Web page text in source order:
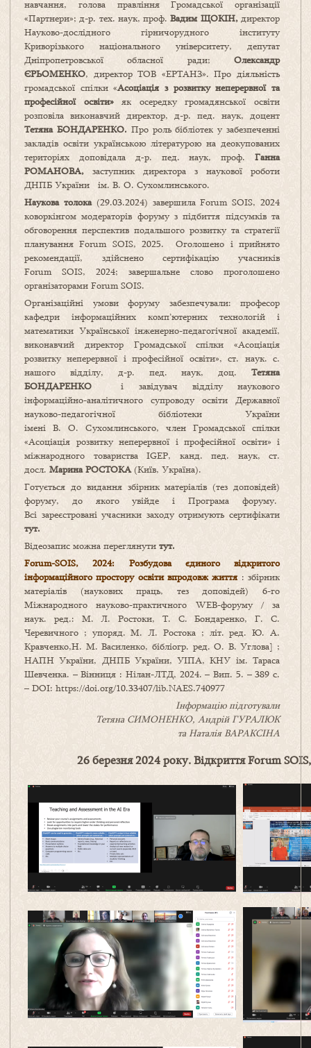
навчання, голова правління Громадської організації
«Партнери»; д-р. тех. наук, проф.Вадим ЩОКІН,директор
Науково-дослідного гірничорудного інституту
Криворізького національного університету, депутат
Дніпропетровської обласної ради; Олександр
ЄРЬОМЕНКО, директор ТОВ «ЕРТАНЗ». Про діяльність
громадської спілки «Асоціація з розвитку неперервної та
професійної освіти»як осередку громадянської освіти
розповіла виконавчий директор, д-р. пед. наук, доцент
Тетяна БОНДАРЕНКО. Про роль бібліотек у забезпеченні
закладів освіти українською літературою на деокупованих
територіях доповідала д‑р. пед. наук, проф. Ганна
РОМАНОВА, заступник директора з наукової роботи
ДНПБ України ім. В. О. Сухомлинського.
Наукова толока(29.03.2024) завершила Forum SOIS, 2024
коворкінгом модераторів форуму з підбиття підсумків та
обговорення перспектив подальшого розвитку та стратегії
планування Forum SOIS, 2025. Оголошено і прийнято
рекомендації, здійснено сертифікацію учасників
Forum SOIS, 2024; завершальне слово проголошено
організаторами Forum SOIS.
Організаційні умови форуму забезпечували: професор
кафедри інформаційних комп’ютерних технологій і
математики Української інженерно-педагогічної академії,
виконавчий директор Громадської спілки «Асоціація
розвитку неперервної і професійної освіти», ст. наук. с.
нашого відділу, д-р. пед. наук, доц. Тетяна
БОНДАРЕНКО і завідувач відділу наукового
інформаційно-аналітичного супроводу освіти Державної
науково-педагогічної бібліотеки України
імені В. О. Сухомлинського, член Громадської спілки
«Асоціація розвитку неперервної і професійної освіти» і
міжнародного товариства IGEP, канд. пед. наук, ст.
досл. Марина РОСТОКА(Київ, Україна).
Готується до видання збірник матеріалів (тез доповідей)
форуму, до якого увійде і Програма форуму.
Всі зареєстровані учасники заходу отримують сертифікати
тут.
Відеозапис можна переглянути тут.
Forum-SOIS, 2024: Розбудова єдиного відкритого
інформаційного простору освіти впродовж життя : збірник
матеріалів (наукових праць, тез доповідей) 6-го
Міжнародного науково-практичного WEB-форуму / за
наук. ред.: М. Л. Ростоки, Т. С. Бондаренко, Г. С.
Черевичного ; упоряд. М. Л. Ростока ; літ. ред. Ю. А.
Кравченко,Н. М. Василенко, бібліогр. ред. О. В. Углова] ;
НАПН України, ДНПБ України, УІПА, КНУ ім. Тараса
Шевченка. – Вінниця : Нілан-ЛТД, 2024. – Вип. 5. – 389 с.
– DOI: https://doi.org/10.33407/lib.NAES.740977
Інформацію підготували
Тетяна СИМОНЕНКО, Андрій ГУРАЛЮК
та Наталія ВАРАКСІНА
26 березня 2024 року. Відкриття Forum